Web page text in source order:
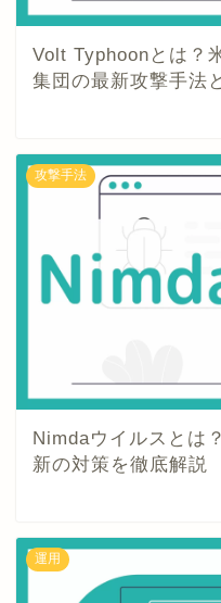
Volt Typhoonとは？
集団の最新攻撃手法
攻撃手法
Nimdaウイルスとは
新の対策を徹底解説
運用